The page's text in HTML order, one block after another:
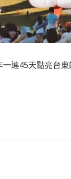
連45天點亮台